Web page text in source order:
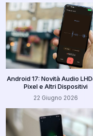
Android 17: Novità Audio
Pixel e Altri Dispositivi
22 Giugno 2026